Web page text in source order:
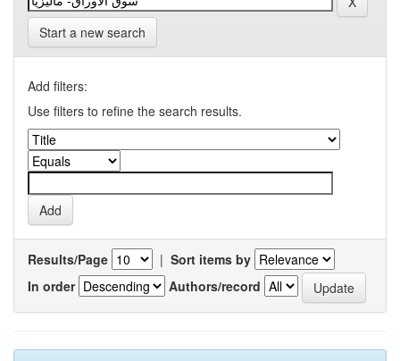
Start a new search
Add filters:
Use filters to refine the search results.
Results/Page | Sort items by
In order
Authors/record